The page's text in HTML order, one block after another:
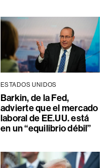
ESTADOS UNIDOS
Barkin, de la Fed,
advierte que el mercado
laboral de EE.UU. está
en un “equilibrio débil”